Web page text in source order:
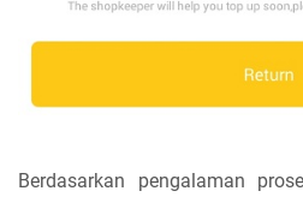
Berdasarkan pengalaman